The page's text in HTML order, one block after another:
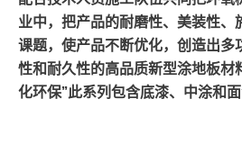
业中，把产品的耐磨性、美装性、
课题，使产品不断优化，创造出多
性和耐久性的高品质新型涂地板材
化环保”此系列包含底漆、中涂和